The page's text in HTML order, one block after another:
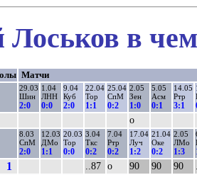
в
Матчи
29.03
Шин
2:0
1.04
ЛНН
0:0
9.04
Куб
2:0
22.04
Тор
1:1
25.04
СпМ
0:2
2.05
Зен
1:0
5.05
Асм
0:1
14.05
Ртр
3:1
о
8.03
СпМ
2:0
12.03
ДМо
1:1
20.03
Тор
0:0
3.04
Ткс
0:2
7.04
Ртр
0:2
17.04
Луч
1:2
21.04
Оке
0:2
2.05
ЛМо
1:3
1 ..87 о 90 90 90